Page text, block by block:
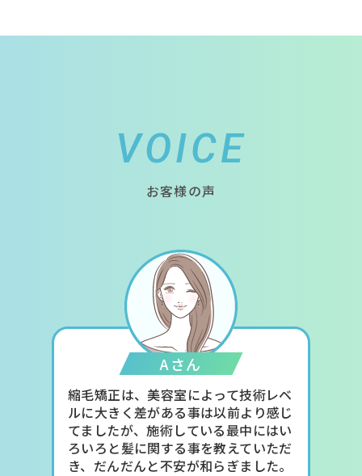
VOICE
お客様の声
Aさん
縮毛矯正は、美容室によって技術レベ
ルに大きく差がある事は以前より感じ
てましたが、施術している最中にはい
ろいろと髪に関する事を教えていただ
き、だんだんと不安が和らぎました。